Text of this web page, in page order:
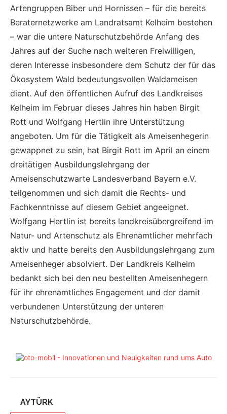
Artengruppen Biber und Hornissen – für die bereits
Beraternetzwerke am Landratsamt Kelheim bestehen
– war die untere Naturschutzbehörde Anfang des
Jahres auf der Suche nach weiteren Freiwilligen,
deren Interesse insbesondere dem Schutz der für das
Ökosystem Wald bedeutungsvollen Waldameisen
dient. Auf den öffentlichen Aufruf des Landkreises
Kelheim im Februar dieses Jahres hin haben Birgit
Rott und Wolfgang Hertlin ihre Unterstützung
angeboten. Um für die Tätigkeit als Ameisenhegerin
gewappnet zu sein, hat Birgit Rott im April an einem
dreitätigen Ausbildungslehrgang der
Ameisenschutzwarte Landesverband Bayern e.V.
teilgenommen und sich damit die Rechts- und
Fachkenntnisse auf diesem Gebiet angeeignet.
Wolfgang Hertlin ist bereits landkreisübergreifend im
Natur- und Artenschutz als Ehrenamtlicher mehrfach
aktiv und hatte bereits den Ausbildungslehrgang zum
Ameisenheger absolviert. Der Landkreis Kelheim
bedankt sich bei den neu bestellten Ameisenhegern
für ihr ehrenamtliches Engagement und der damit
verbundenen Unterstützung der unteren
Naturschutzbehörde.
AYTÜRK